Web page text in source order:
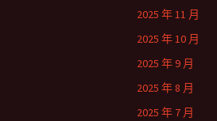
2025 年 11 月
2025 年 10 月
2025 年 9 月
2025 年 8 月
2025 年 7 月